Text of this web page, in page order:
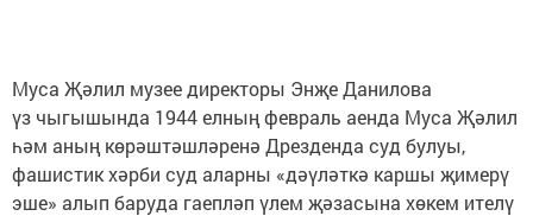
Муса Җәлил музее директоры Энҗе Данилова
үз чыгышында 1944 елның февраль аенда Муса Җәлил
һәм аның көрәштәшләренә Дрезденда суд булуы,
фашистик хәрби суд аларны «дәүләткә каршы җимерү
эше» алып баруда гаепләп үлем җәзасына хөкем ителү